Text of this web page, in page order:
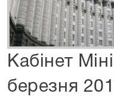
Кабінет
березня